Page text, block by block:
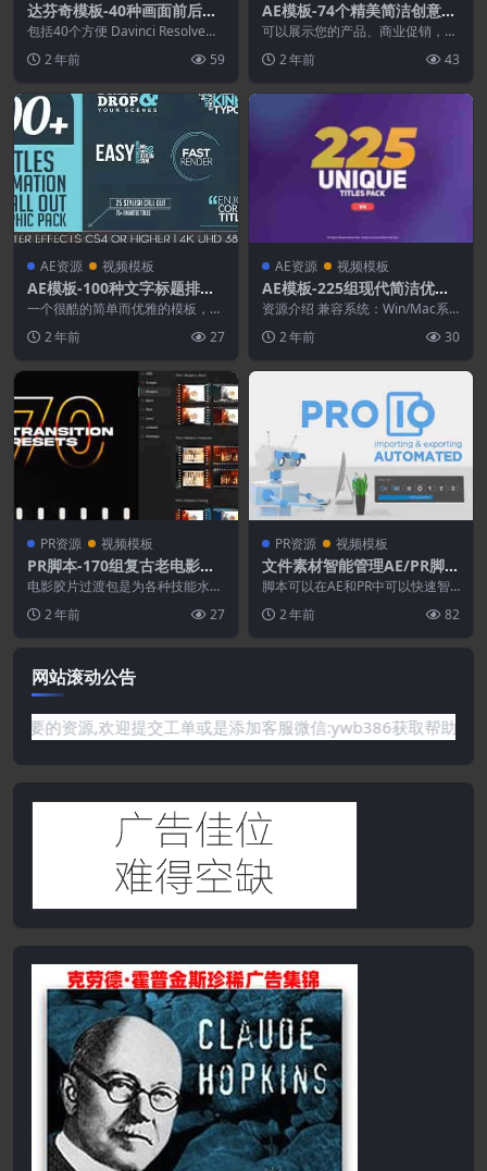
达芬奇模板-40种画面前后对
比划像转场展示
包括40个方便 Davinci Resolve转
d... 2 年前 59
AE模板-74个精美简洁创意讲
解图形设计MG动画
可以展示您的产品、商业促销，您
其用于电视节目，设计...
2 年前 43
AE资源 视频模板
AE模板-100种文字标题排版
动画效果
一个很酷的简单而优雅的模板，有
同的类别（迷你、动...
2 年前 27
AE资源 视频模板
AE模板-225组现代简洁优雅
文字标题字幕条动画
资源介绍 兼容系统：Win/Mac系
2 年前 30
PR资源 视频模板
PR脚本-170组复古老电影胶
片转场过渡预设
电影胶片过渡包是为各种技能水平
可以轻松使用它。包中...
2 年前 27
PR资源 视频模板
文件素材智能管理AE/PR脚本
Aescripts Pro IO v2.17.6
+使用教程
脚本可以在AE和PR中可以快速智
量输出。用于Aft...
2 年前 82
网站滚动公告
你需要的资源,欢迎提交工单或是添加客服微信:ywb386获取帮